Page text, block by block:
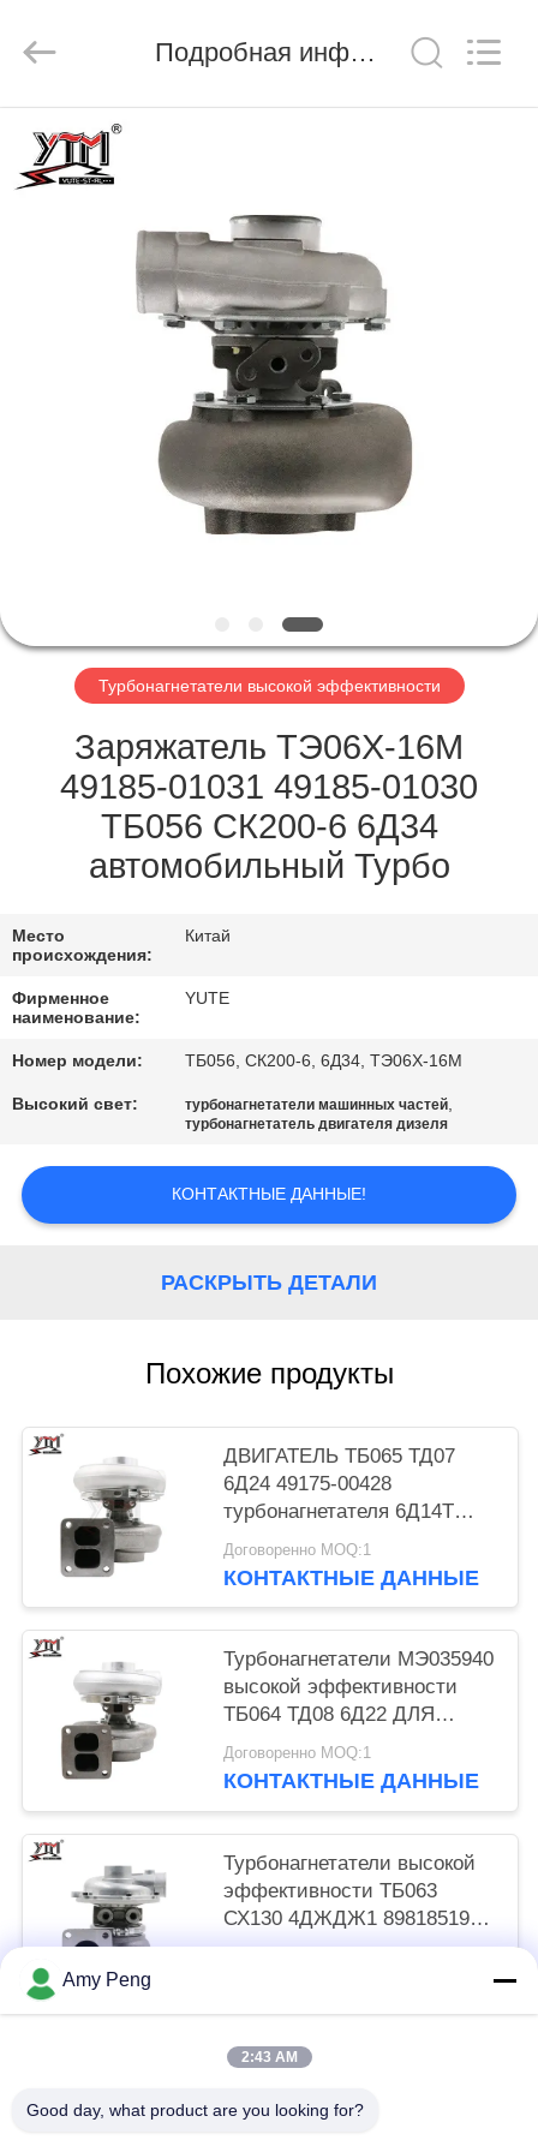
ДОМ
ПРОДУКТЫ
РОЛИКИ
ПУТЕШЕСТВИЕ
ФАБРИКИ
ПРОВЕРКА
КАЧЕСТВА
СВЯЖИТЕСЬ
СПРОСИТЕ
ЦИТАТУ
ПОЛИТИКА
КОНФИДЕНЦИАЛЬНОСТИ
Co.,
Reserved.
Подробная информация о продукте
Турбонагнетатели высокой эффективности
Заряжатель ТЭ06Х-16М
49185-01031 49185-01030
ТБ056 СК200-6 6Д34
автомобильный Турбо
Место
происхождения:
Китай
Фирменное
наименование:
YUTE
Номер модели: ТБ056, СК200-6, 6Д34, ТЭ06Х-16М
Высокий свет: турбонагнетатели машинных частей,
турбонагнетатель двигателя дизеля
КОНТАКТНЫЕ ДАННЫЕ!
РАСКРЫТЬ ДЕТАЛИ
Похожие продукты
ДВИГАТЕЛЬ ТБ065 ТД07
6Д24 49175-00428
турбонагнетателя 6Д14Т
6Д15Т экскаватора
МЭ032938 КАТО
Договоренно MOQ:1
КОНТАКТНЫЕ ДАННЫЕ
Турбонагнетатели МЭ035940
высокой эффективности
ТБ064 ТД08 6Д22 ДЛЯ
Мицубиси КАТО различного
Договоренно MOQ:1
КОНТАКТНЫЕ ДАННЫЕ
Турбонагнетатели высокой
эффективности ТБ063
СХ130 4ДЖДЖ1 8981851951
ДЛЯ КАТО Исузу
Amy Peng
2:43 AM
Good day, what product are you looking for?